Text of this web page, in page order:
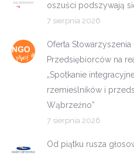
oszuści podszywają
7 sierpnia 2026
Oferta
Przedsiębiorców na
„Spotkanie
rzemieślników i
Wąbrzeźno”
7 sierpnia 2026
Od piątku rusza